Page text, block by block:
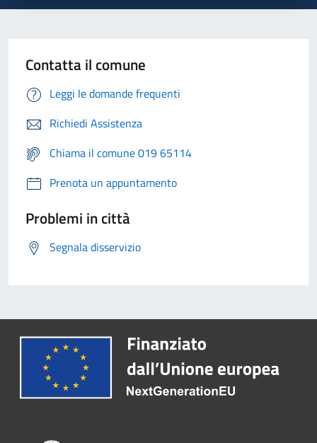
Contatta il comune
Leggi le domande frequenti
Richiedi Assistenza
Chiama il comune 019 65114
Prenota un appuntamento
Problemi in città
Segnala disservizio